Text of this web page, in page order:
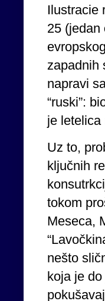
Ilustracie
25 (jedan
zapadnih
napravi
“ruski”:
je letelica
Uz to,
ključnih
tokom
Meseca,
nešto
koja je